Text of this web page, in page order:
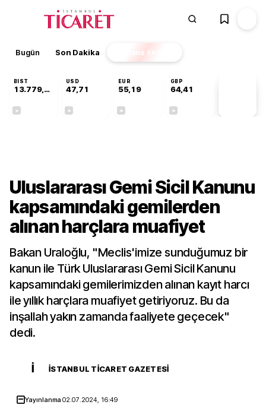
Bugün Son Dakika Finans EKSTRA
BIST
13.779,39
USD
47,71
EUR
55,19
GBP
64,41
Uluslararası Gemi Sicil Kanunu
kapsamındaki gemilerden
alınan harçlara muafiyet
Bakan Uraloğlu, "Meclis'imize sunduğumuz bir
kanun ile Türk Uluslararası Gemi Sicil Kanunu
kapsamındaki gemilerimizden alınan kayıt harcı
ile yıllık harçlara muafiyet getiriyoruz. Bu da
inşallah yakın zamanda faaliyete geçecek"
dedi.
İ İSTANBUL TICARET GAZETESI
Yayınlanma02.07.2024, 16:49